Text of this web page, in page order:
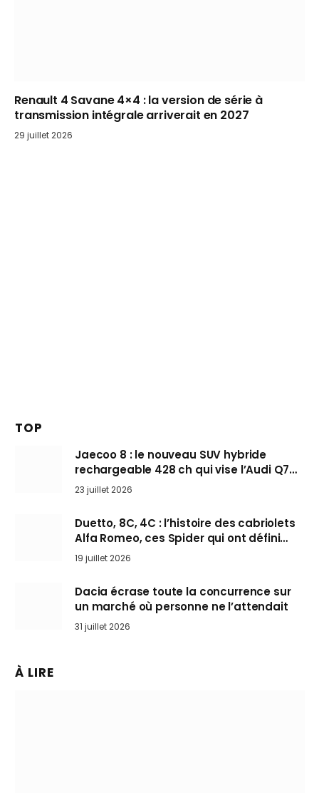
Renault 4 Savane 4×4 : la version de série à
transmission intégrale arriverait en 2027
29 juillet 2026
TOP
Jaecoo 8 : le nouveau SUV hybride
rechargeable 428 ch qui vise l’Audi Q7
arrive en Europe cet automne
23 juillet 2026
Duetto, 8C, 4C : l’histoire des cabriolets
Alfa Romeo, ces Spider qui ont défini
l’art de rouler cheveux au vent
19 juillet 2026
Dacia écrase toute la concurrence sur
un marché où personne ne l’attendait
31 juillet 2026
À LIRE